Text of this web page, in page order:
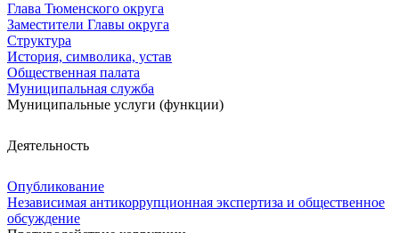
Глава Тюменского округа
Заместители Главы округа
Структура
История, символика, устав
Общественная палата
Муниципальная служба
Муниципальные услуги (функции)
Деятельность
Опубликование
Независимая антикоррупционная экспертиза и общественное
обсуждение